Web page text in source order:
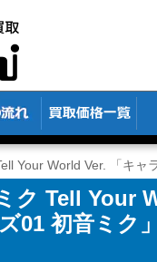
Your World Ver. 「キャ
ク Tell Your
01 初音ミク